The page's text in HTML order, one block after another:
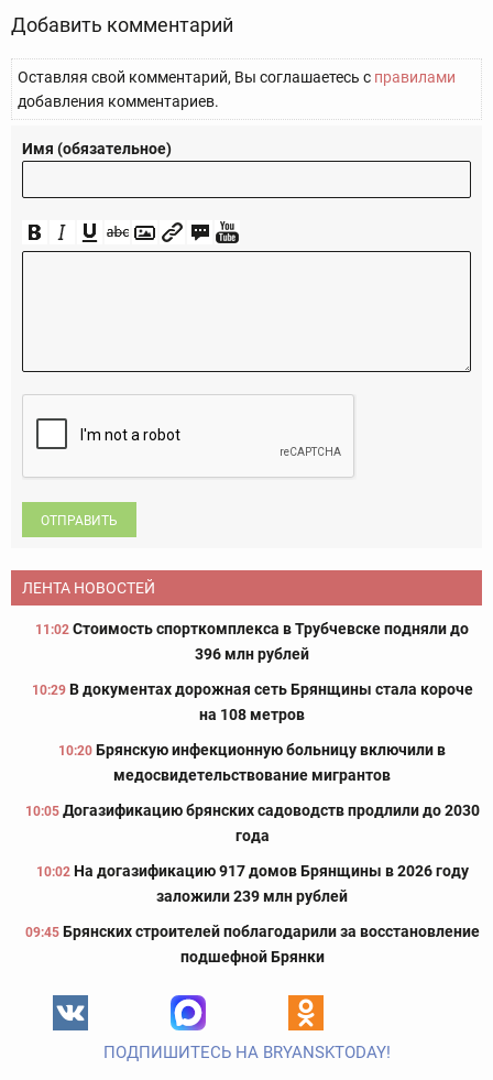
Добавить комментарий
Оставляя свой комментарий, Вы соглашаетесь с правилами
добавления комментариев.
Имя (обязательное)
ОТПРАВИТЬ
ЛЕНТА НОВОСТЕЙ
11:02 Стоимость спорткомплекса в Трубчевске подняли до
396 млн рублей
10:29 В документах дорожная сеть Брянщины стала короче
на 108 метров
10:20 Брянскую инфекционную больницу включили в
медосвидетельствование мигрантов
10:05 Догазификацию брянских садоводств продлили до 2030
года
10:02 На догазификацию 917 домов Брянщины в 2026 году
заложили 239 млн рублей
09:45 Брянских строителей поблагодарили за восстановление
подшефной Брянки
ПОДПИШИТЕСЬ НА BRYANSKTODAY!